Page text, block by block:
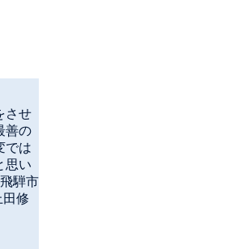
させ
善の
では
思い
騨市
修